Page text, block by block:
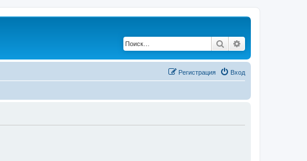
Поиск
Вход
Регистрация